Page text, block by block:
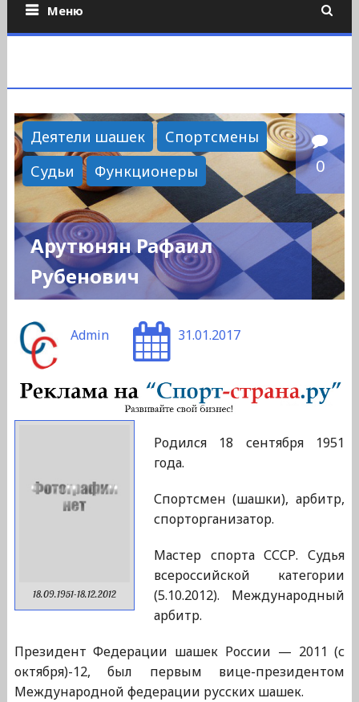
Меню
Деятели шашек
Спортсмены
Судьи
Функционеры 0
Арутюнян Рафаил
Рубенович
Admin 31.01.2017
18.09.1951-18.12.2012
Родился 18 сентября 1951
года.
Спортсмен (шашки), арбитр,
спорторганизатор.
Мастер спорта СССР. Судья
всероссийской категории
(5.10.2012). Международный
арбитр.
Президент Федерации шашек России — 2011 (с
октября)-12, был первым вице-президентом
Международной федерации русских шашек.